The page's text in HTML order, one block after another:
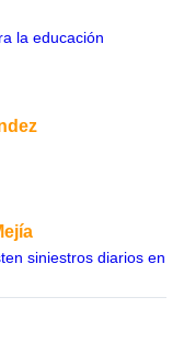
la educación
siniestros diarios en